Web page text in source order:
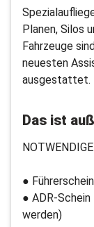
Planen, Silos
Fahrzeuge
neuesten
ausgestattet.
Das ist
●
● ADR-Schein
werden)